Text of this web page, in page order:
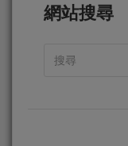
網站搜尋